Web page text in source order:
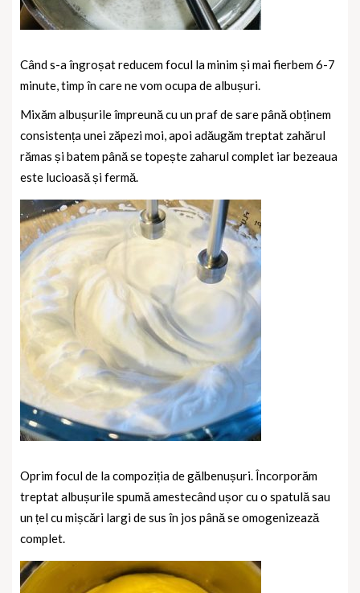
Când s-a îngroșat reducem focul la minim și mai fierbem 6-7
minute, timp în care ne vom ocupa de albușuri.
Mixăm albușurile împreună cu un praf de sare până obținem
consistența unei zăpezi moi, apoi adăugăm treptat zahărul
rămas și batem până se topește zaharul complet iar bezeaua
este lucioasă și fermă.
Oprim focul de la compoziția de gălbenușuri. Încorporăm
treptat albușurile spumă amestecând ușor cu o spatulă sau
un țel cu mișcări largi de sus în jos până se omogenizează
complet.